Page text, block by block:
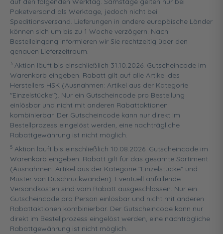
Paketversand als Werktage, jedoch nicht bei
Speditionsversand. Lieferungen in andere europäische Länder
können sich um bis zu 1 Woche verzögern. Nach
Bestelleingang informieren wir Sie rechtzeitig über den
genauen Lieferzeitraum.
3 Aktion läuft bis einschließlich 31.10.2026. Gutscheincode im
Warenkorb eingeben. Rabatt gilt auf alle Artikel des
Herstellers HSK (Ausnahmen: Artikel aus der Kategorie
"Einzelstücke"). Nur ein Gutscheincode pro Bestellung
einlösbar und nicht mit anderen Rabattaktionen
kombinierbar. Der Gutscheincode kann nur direkt im
Bestellprozess eingelöst werden, eine nachträgliche
Rabattgewährung ist nicht möglich.
5 Aktion läuft bis einschließlich 10.08.2026. Gutscheincode im
Warenkorb eingeben. Rabatt gilt für das gesamte Sortiment
(Ausnahmen: Artikel aus der Kategorie "Einzelstücke" und
Muster von Duschrückwänden). Eventuell anfallende
Versandkosten sind vom Rabatt ausgeschlossen. Nur ein
Gutscheincode pro Person einlösbar und nicht mit anderen
Rabattaktionen kombinierbar. Der Gutscheincode kann nur
direkt im Bestellprozess eingelöst werden, eine nachträgliche
Rabattgewährung ist nicht möglich.